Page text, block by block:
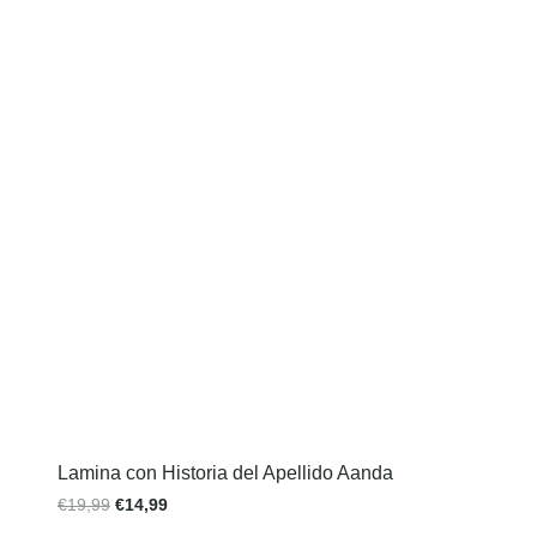
Lamina con Historia del Apellido Aanda
€19,99 €14,99